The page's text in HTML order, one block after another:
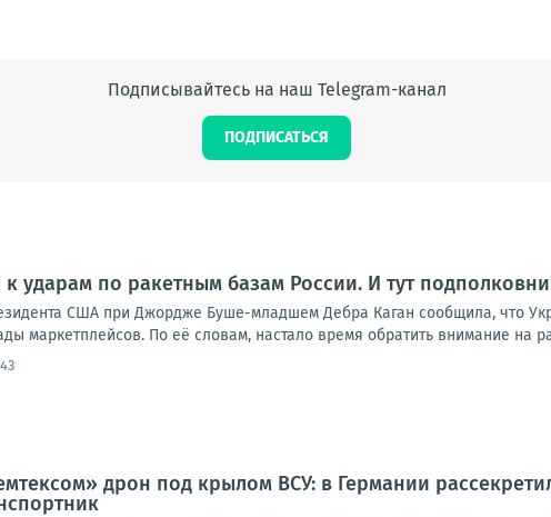
Подписывайтесь на наш Telegram-канал
ПОДПИСАТЬСЯ
ударам по ракетным базам России. И тут
США при Джордже Буше-младшем Дебра Каган сообщила, что
маркетплейсов. По её словам, настало время обратить внимание на
дрон под крылом ВСУ: в Германии